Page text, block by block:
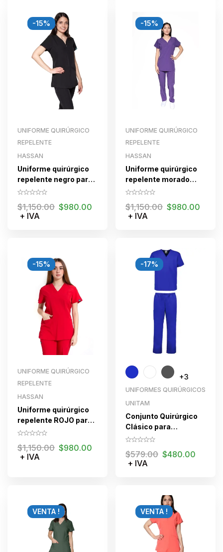
-15%
UNIFORME QUIRÚRGICO
REPELENTE
HASSAN
Uniforme quirúrgico
repelente negro para
dama con cierre
$1,150.00 $980.00
+ IVA
-15%
UNIFORME QUIRÚRGICO
REPELENTE
HASSAN
Uniforme quirúrgico
repelente morado
para dama con cierre
$1,150.00 $980.00
+ IVA
-15%
UNIFORME QUIRÚRGICO
REPELENTE
HASSAN
Uniforme quirúrgico
repelente ROJO para
dama
$1,150.00 $980.00
+ IVA
-17%
+3
UNIFORMES QUIRÚRGICOS
UNITAM
Conjunto Quirúrgico
Clásico para
caballero
$579.00 $480.00
+ IVA
VENTA ! VENTA !